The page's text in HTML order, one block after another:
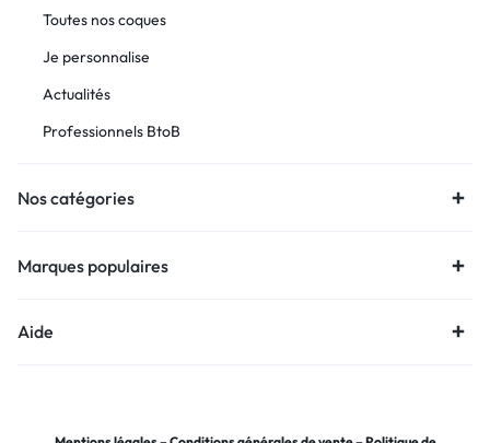
Toutes nos coques
Je personnalise
Actualités
Professionnels BtoB
Nos catégories
Marques populaires
Aide